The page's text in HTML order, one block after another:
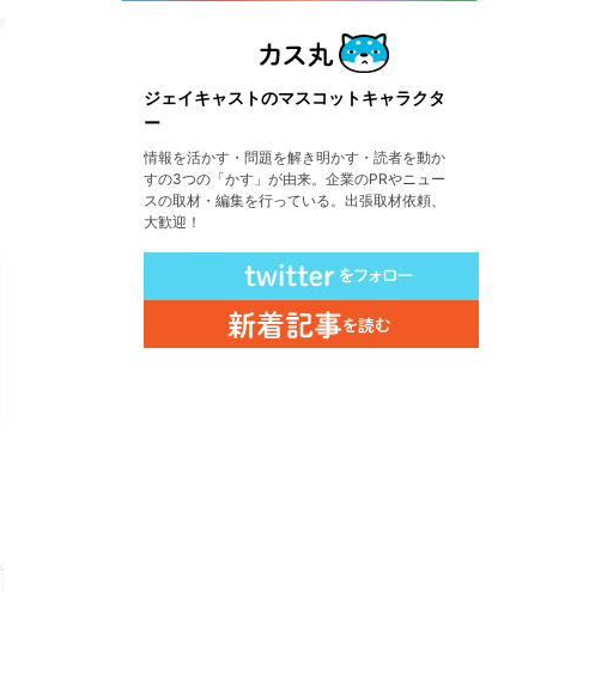
ジェイキャストのマスコットキャラクタ
ー
情報を活かす・問題を解き明かす・読者を動か
すの3つの「かす」が由来。企業のPRやニュー
スの取材・編集を行っている。出張取材依頼、
大歓迎！